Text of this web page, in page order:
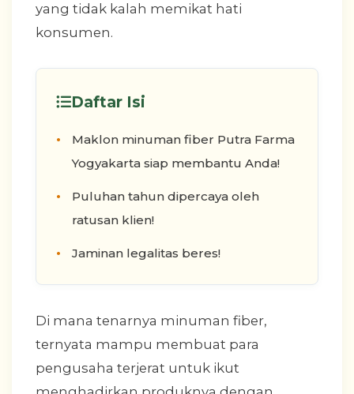
yang tidak kalah memikat hati
konsumen.
Daftar Isi
Maklon minuman fiber Putra Farma
Yogyakarta siap membantu Anda!
Puluhan tahun dipercaya oleh
ratusan klien!
Jaminan legalitas beres!
Di mana tenarnya minuman fiber,
ternyata mampu membuat para
pengusaha terjerat untuk ikut